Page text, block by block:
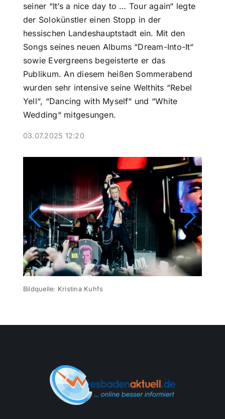
Galerie
Verkehrsmeldungen
Polizeimeldungen
Themen und Termine
seiner “It’s a nice day to … Tour again“ legte
der Solokünstler einen Stopp in der
hessischen Landeshauptstadt ein. Mit den
Songs seines neuen Albums “Dream-Into-It“
sowie Evergreens begeisterte er das
Publikum. An diesem heißen Sommerabend
wurden sehr intensive seine Welthits “Rebel
Yell“, “Dancing with Myself“ und “White
Wedding“ mitgesungen.
03.07.2025 12:20
Bildquelle: Kristina Kuhfs